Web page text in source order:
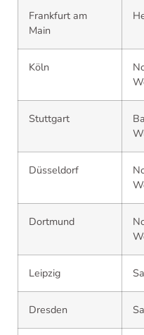
Frankfurt am
Main
Köln
Stuttgart
Düsseldorf
Dortmund
Leipzig
Dresden